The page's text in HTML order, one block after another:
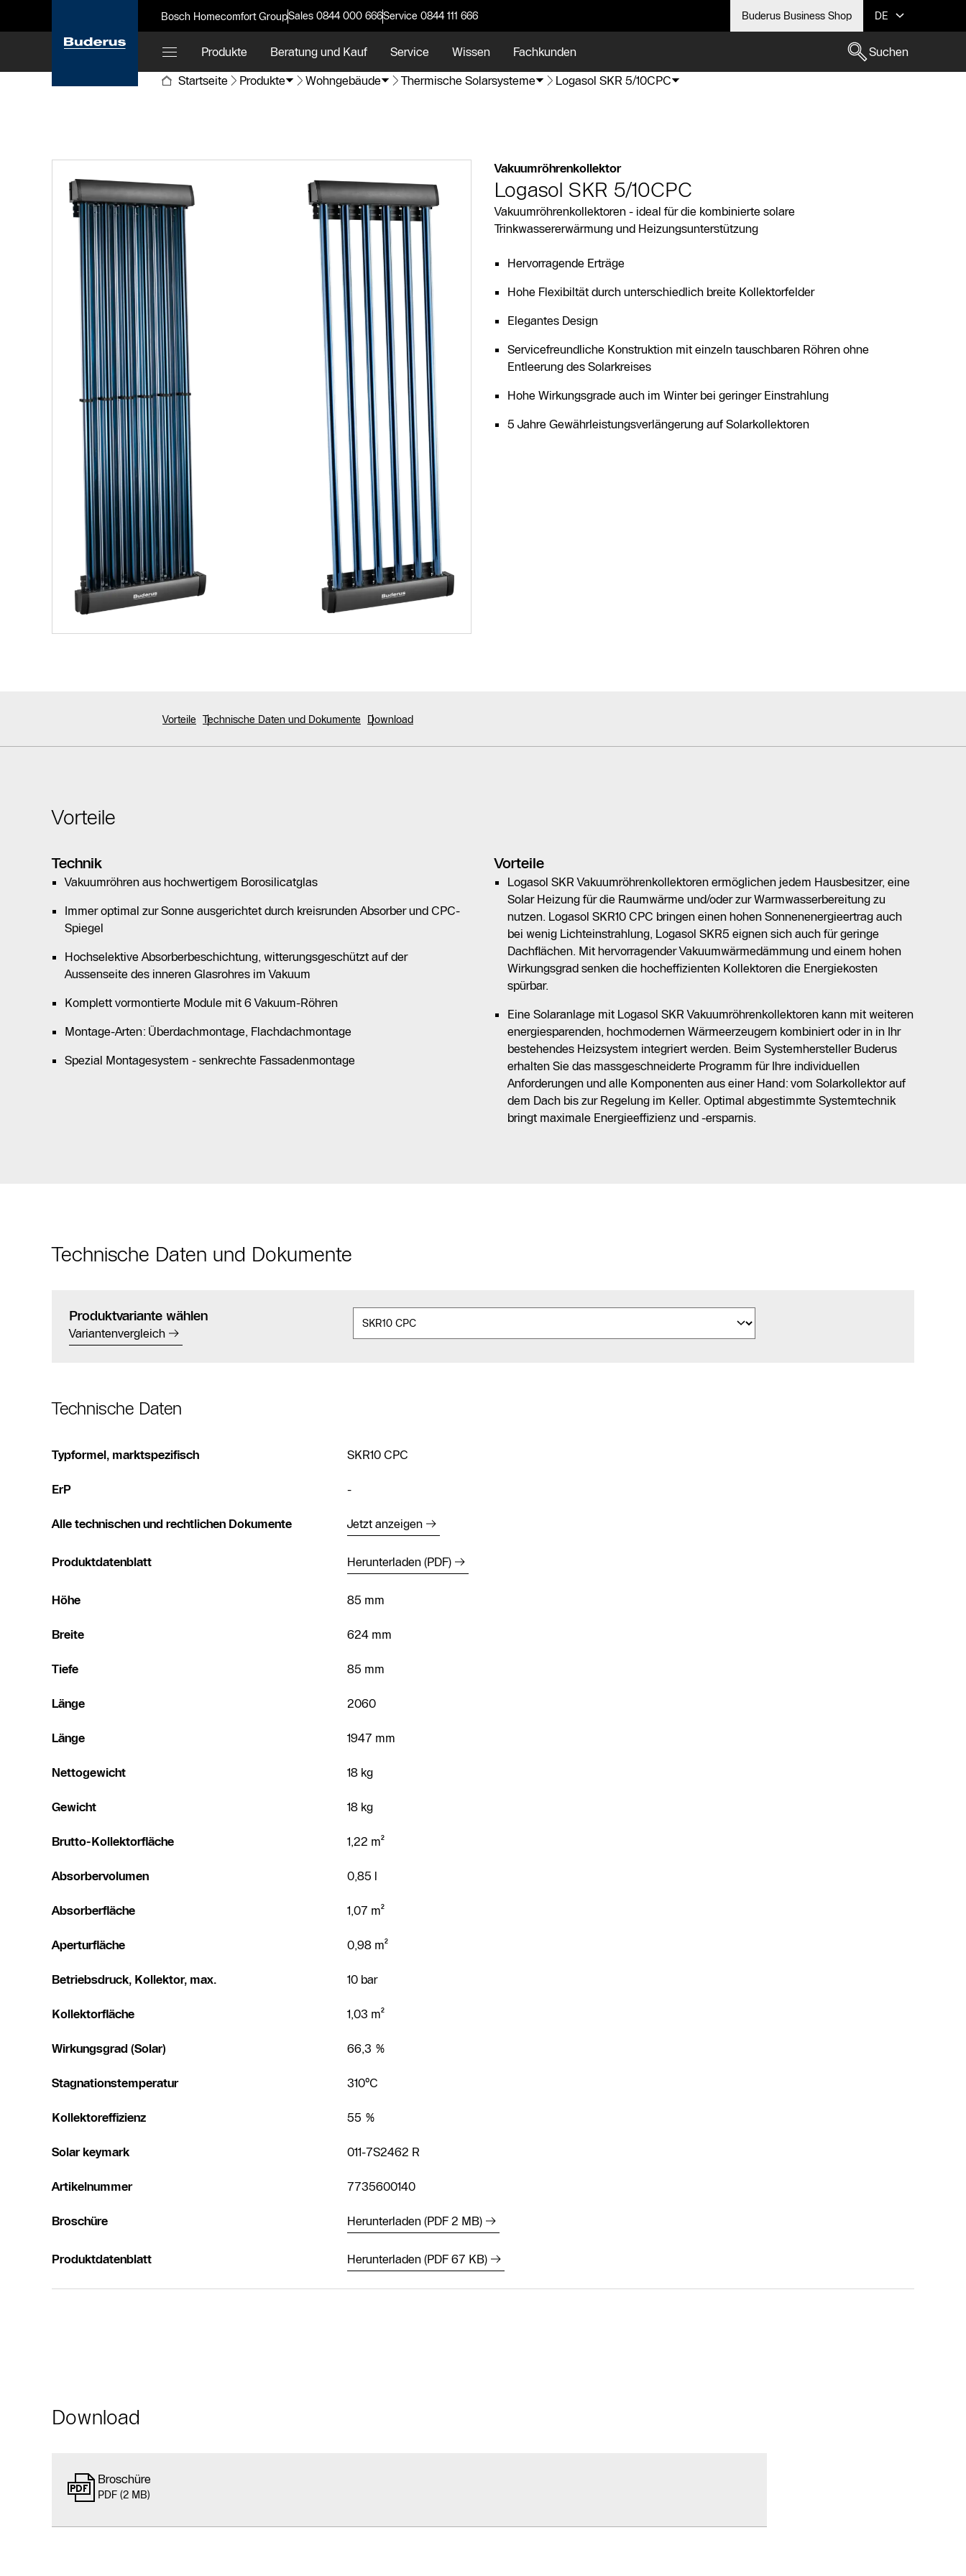
Bosch Homecomfort GroupSales 0844 000 666Service 0844 111 666 Buderus Business Shop DE
Produkte Beratung und Kauf Service Wissen Fachkunden
Suchen
Startseite
Produkte Wohngebäude Thermische Solarsysteme Logasol SKR 5/10CPC
Vakuumröhrenkollektor
Logasol SKR 5/10CPC
Vakuumröhrenkollektoren - ideal für die kombinierte solare
Trinkwassererwärmung und Heizungsunterstützung
Hervorragende Erträge
Hohe Flexibiltät durch unterschiedlich breite Kollektorfelder
Elegantes Design
Servicefreundliche Konstruktion mit einzeln tauschbaren Röhren ohne
Entleerung des Solarkreises
Hohe Wirkungsgrade auch im Winter bei geringer Einstrahlung
5 Jahre Gewährleistungsverlängerung auf Solarkollektoren
Vorteile Technische Daten und Dokumente Download
Vorteile
Technik
Vakuumröhren aus hochwertigem Borosilicatglas
Immer optimal zur Sonne ausgerichtet durch kreisrunden Absorber und CPC-
Spiegel
Hochselektive Absorberbeschichtung, witterungsgeschützt auf der
Aussenseite des inneren Glasrohres im Vakuum
Komplett vormontierte Module mit 6 Vakuum-Röhren
Montage-Arten: Überdachmontage, Flachdachmontage
Spezial Montagesystem - senkrechte Fassadenmontage
Vorteile
Logasol SKR Vakuumröhrenkollektoren ermöglichen jedem Hausbesitzer, eine
Solar Heizung für die Raumwärme und/oder zur Warmwasserbereitung zu
nutzen. Logasol SKR10 CPC bringen einen hohen Sonnenenergieertrag auch
bei wenig Lichteinstrahlung, Logasol SKR5 eignen sich auch für geringe
Dachflächen. Mit hervorragender Vakuumwärmedämmung und einem hohen
Wirkungsgrad senken die hocheffizienten Kollektoren die Energiekosten
spürbar.
Eine Solaranlage mit Logasol SKR Vakuumröhrenkollektoren kann mit weiteren
energiesparenden, hochmodernen Wärmeerzeugern kombiniert oder in in Ihr
bestehendes Heizsystem integriert werden. Beim Systemhersteller Buderus
erhalten Sie das massgeschneiderte Programm für Ihre individuellen
Anforderungen und alle Komponenten aus einer Hand: vom Solarkollektor auf
dem Dach bis zur Regelung im Keller. Optimal abgestimmte Systemtechnik
bringt maximale Energieeffizienz und -ersparnis.
Technische Daten und Dokumente
Produktvariante wählen
Variantenvergleich
Technische Daten
Typformel, marktspezifisch SKR10 CPC
ErP -
Alle technischen und rechtlichen Dokumente Jetzt anzeigen
Produktdatenblatt Herunterladen (PDF)
Höhe 85 mm
Breite 624 mm
Tiefe 85 mm
Länge 2060
Länge 1947 mm
Nettogewicht 18 kg
Gewicht 18 kg
Brutto-Kollektorfläche 1,22 m²
Absorbervolumen 0,85 l
Absorberfläche 1,07 m²
Aperturfläche 0,98 m²
Betriebsdruck, Kollektor, max. 10 bar
Kollektorfläche 1,03 m²
Wirkungsgrad (Solar) 66,3 %
Stagnationstemperatur 310°C
Kollektoreffizienz 55 %
Solar keymark 011-7S2462 R
Artikelnummer 7735600140
Broschüre Herunterladen (PDF 2 MB)
Produktdatenblatt Herunterladen (PDF 67 KB)
Download
Broschüre
PDF (2 MB)